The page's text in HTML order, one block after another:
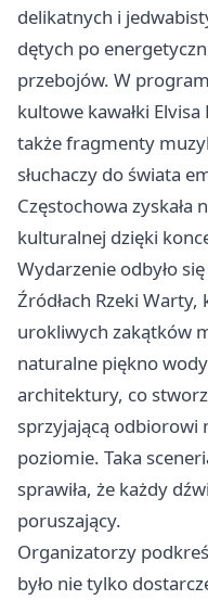
delikatnych i
dętych po
przebojów. W
kultowe kawałki
także fragmenty
słuchaczy do świata
Częstochowa zyskała
kulturalnej dzięki
Wydarzenie odbyło
Źródłach Rzeki
urokliwych zakątków
naturalne piękno
architektury, co
sprzyjającą odbiorowi
poziomie. Taka
sprawiła, że każdy
poruszający.
Organizatorzy
było nie tylko